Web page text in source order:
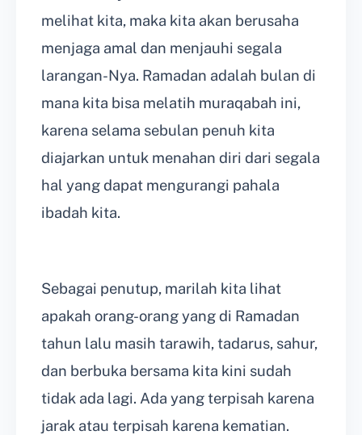
melihat kita, maka kita akan berusaha
menjaga amal dan menjauhi segala
larangan-Nya. Ramadan adalah bulan di
mana kita bisa melatih muraqabah ini,
karena selama sebulan penuh kita
diajarkan untuk menahan diri dari segala
hal yang dapat mengurangi pahala
ibadah kita.
Sebagai penutup, marilah kita lihat
apakah orang-orang yang di Ramadan
tahun lalu masih tarawih, tadarus, sahur,
dan berbuka bersama kita kini sudah
tidak ada lagi. Ada yang terpisah karena
jarak atau terpisah karena kematian.